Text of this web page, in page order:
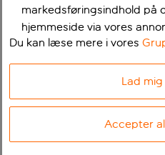
markedsføringsindhold på
hjemmeside via vores
Du kan læse mere i vores
Lad
Accepter